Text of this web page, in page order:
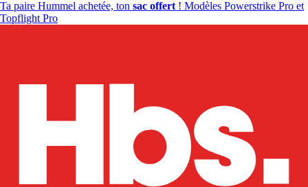
Ta paire Hummel achetée, ton sac offert ! Modèles Powerstrike Pro et
Topflight Pro